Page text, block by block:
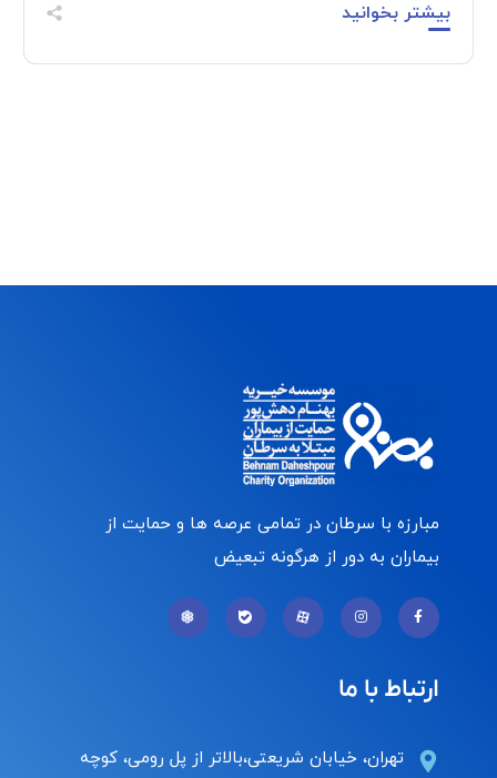
بیشتر بخوانید
مبارزه با سرطان در تمامی عرصه ها و حمایت از
بیماران به دور از هرگونه تبعیض
ارتباط با ما
تهران، خیابان شریعتی،بالاتر از پل رومی، کوچه